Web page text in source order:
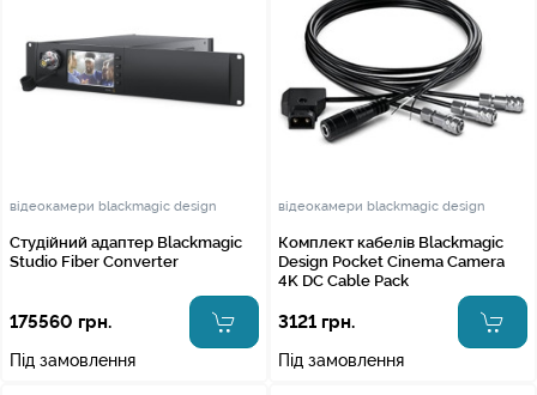
відеокамери blackmagic design
Студійний адаптер Blackmagic
Studio Fiber Converter
175560 грн.
Під замовлення
відеокамери blackmagic design
Комплект кабелів Blackmagic
Design Pocket Cinema Camera
4K DC Cable Pack
3121 грн.
Під замовлення